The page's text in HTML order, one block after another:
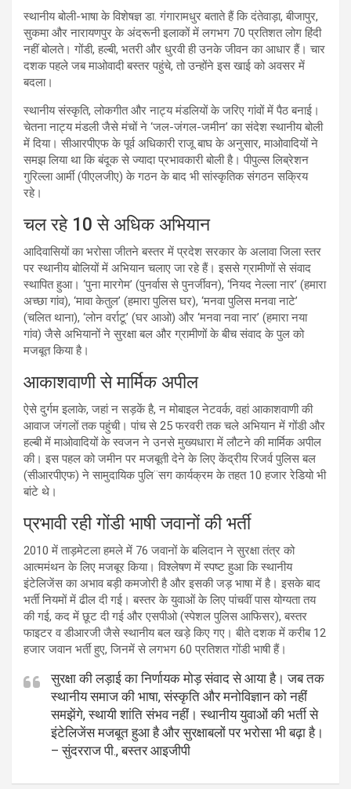
स्थानीय बोली-भाषा के विशेषज्ञ डा. गंगारामधुर बताते हैं कि दंतेवाड़ा, बीजापुर,
सुकमा और नारायणपुर के अंदरूनी इलाकों में लगभग 70 प्रतिशत लोग हिंदी
नहीं बोलते। गोंडी, हल्बी, भतरी और धुरवी ही उनके जीवन का आधार हैं। चार
दशक पहले जब माओवादी बस्तर पहुंचे, तो उन्होंने इस खाई को अवसर में
बदला।
स्थानीय संस्कृति, लोकगीत और नाट्य मंडलियों के जरिए गांवों में पैठ बनाई।
चेतना नाट्य मंडली जैसे मंचों ने ‘जल-जंगल-जमीन’ का संदेश स्थानीय बोली
में दिया। सीआरपीएफ के पूर्व अधिकारी राजू बाघ के अनुसार, माओवादियों ने
समझ लिया था कि बंदूक से ज्यादा प्रभावकारी बोली है। पीपुल्स लिब्रेशन
गुरिल्ला आर्मी (पीएलजीए) के गठन के बाद भी सांस्कृतिक संगठन सक्रिय
रहे।
चल रहे 10 से अधिक अभियान
आदिवासियों का भरोसा जीतने बस्तर में प्रदेश सरकार के अलावा जिला स्तर
पर स्थानीय बोलियों में अभियान चलाए जा रहे हैं। इससे ग्रामीणों से संवाद
स्थापित हुआ। ‘पुना मारगेम’ (पुनर्वास से पुनर्जीवन), ‘नियद नेल्ला नार’ (हमारा
अच्छा गांव), ‘मावा केतुल’ (हमारा पुलिस घर), ‘मनवा पुलिस मनवा नाटे’
(चलित थाना), ‘लोन वर्राटू’ (घर आओ) और ‘मनवा नवा नार’ (हमारा नया
गांव) जैसे अभियानों ने सुरक्षा बल और ग्रामीणों के बीच संवाद के पुल को
मजबूत किया है।
आकाशवाणी से मार्मिक अपील
ऐसे दुर्गम इलाके, जहां न सड़कें है, न मोबाइल नेटवर्क, वहां आकाशवाणी की
आवाज जंगलों तक पहुंची। पांच से 25 फरवरी तक चले अभियान में गोंडी और
हल्बी में माओवादियों के स्वजन ने उनसे मुख्यधारा में लौटने की मार्मिक अपील
की। इस पहल को जमीन पर मजबूती देने के लिए केंद्रीय रिजर्व पुलिस बल
(सीआरपीएफ) ने सामुदायिक पुलि¨सग कार्यक्रम के तहत 10 हजार रेडियो भी
बांटे थे।
प्रभावी रही गोंडी भाषी जवानों की भर्ती
2010 में ताड़मेटला हमले में 76 जवानों के बलिदान ने सुरक्षा तंत्र को
आत्ममंथन के लिए मजबूर किया। विश्लेषण में स्पष्ट हुआ कि स्थानीय
इंटेलिजेंस का अभाव बड़ी कमजोरी है और इसकी जड़ भाषा में है। इसके बाद
भर्ती नियमों में ढील दी गई। बस्तर के युवाओं के लिए पांचवीं पास योग्यता तय
की गई, कद में छूट दी गई और एसपीओ (स्पेशल पुलिस आफिसर), बस्तर
फाइटर व डीआरजी जैसे स्थानीय बल खड़े किए गए। बीते दशक में करीब 12
हजार जवान भर्ती हुए, जिनमें से लगभग 60 प्रतिशत गोंडी भाषी हैं।
सुरक्षा की लड़ाई का निर्णायक मोड़ संवाद से आया है। जब तक
स्थानीय समाज की भाषा, संस्कृति और मनोविज्ञान को नहीं
समझेंगे, स्थायी शांति संभव नहीं। स्थानीय युवाओं की भर्ती से
इंटेलिजेंस मजबूत हुआ है और सुरक्षाबलों पर भरोसा भी बढ़ा है।
– सुंदरराज पी., बस्तर आइजीपी